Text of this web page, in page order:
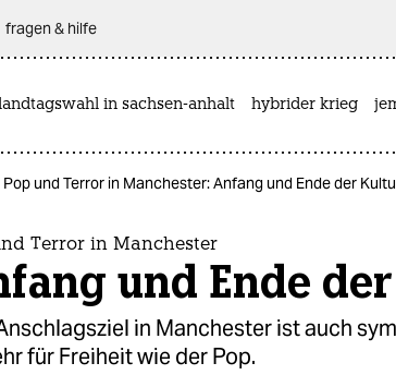
fragen & hilfe
in sachsen-anhalt hybrider krieg
Pop und Terror in Manchester: Anfang und Ende der
Terror in Manchester
und Ende
in Manchester ist auch
für Freiheit wie der Pop.